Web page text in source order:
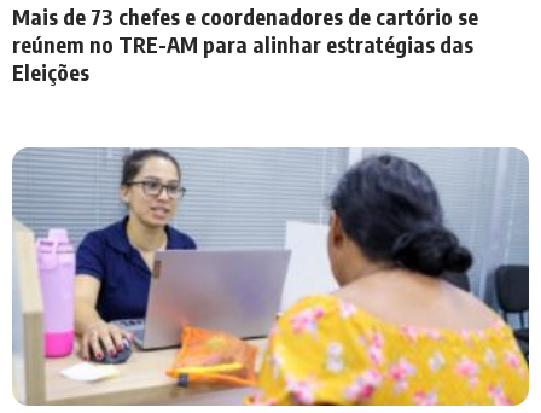
Mais de 73 chefes e coordenadores de cartório se
reúnem no TRE-AM para alinhar estratégias das
Eleições